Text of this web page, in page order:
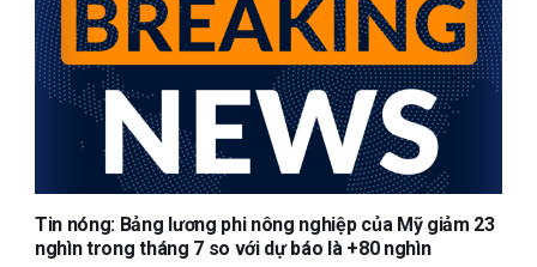
Tin nóng: Bảng lương phi nông nghiệp của Mỹ giảm 23
nghìn trong tháng 7 so với dự báo là +80 nghìn